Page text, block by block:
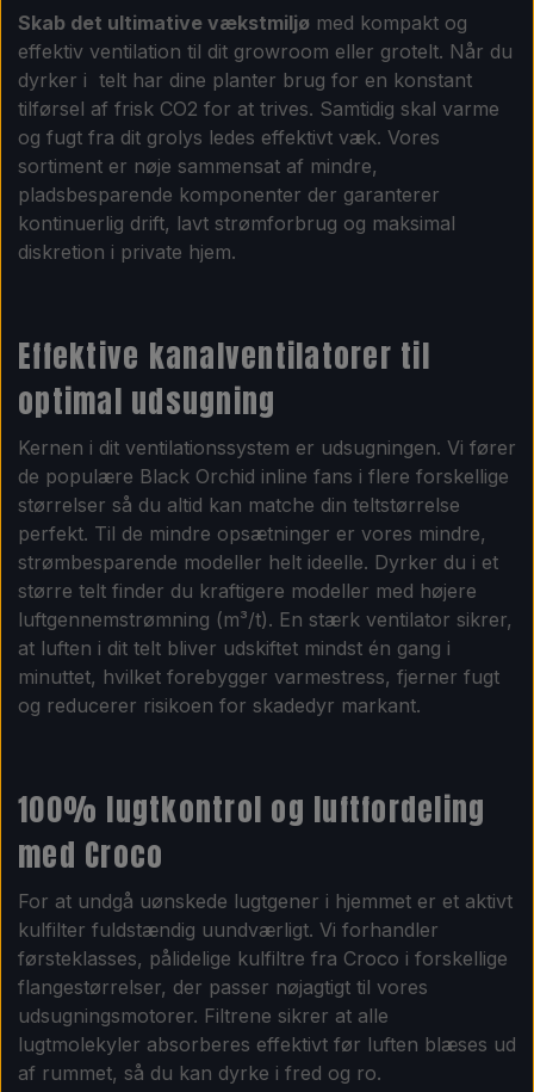
Skab det ultimative vækstmiljø med kompakt og
effektiv ventilation til dit growroom eller grotelt. Når du
dyrker i telt har dine planter brug for en konstant
tilførsel af frisk CO2 for at trives. Samtidig skal varme
og fugt fra dit grolys ledes effektivt væk. Vores
sortiment er nøje sammensat af mindre,
pladsbesparende komponenter der garanterer
kontinuerlig drift, lavt strømforbrug og maksimal
diskretion i private hjem.
Effektive kanalventilatorer til
optimal udsugning
Kernen i dit ventilationssystem er udsugningen. Vi fører
de populære Black Orchid inline fans i flere forskellige
størrelser så du altid kan matche din teltstørrelse
perfekt. Til de mindre opsætninger er vores mindre,
strømbesparende modeller helt ideelle. Dyrker du i et
større telt finder du kraftigere modeller med højere
luftgennemstrømning (m³/t). En stærk ventilator sikrer,
at luften i dit telt bliver udskiftet mindst én gang i
minuttet, hvilket forebygger varmestress, fjerner fugt
og reducerer risikoen for skadedyr markant.
100% lugtkontrol og luftfordeling
med Croco
For at undgå uønskede lugtgener i hjemmet er et aktivt
kulfilter fuldstændig uundværligt. Vi forhandler
førsteklasses, pålidelige kulfiltre fra Croco i forskellige
flangestørrelser, der passer nøjagtigt til vores
udsugningsmotorer. Filtrene sikrer at alle
lugtmolekyler absorberes effektivt før luften blæses ud
af rummet, så du kan dyrke i fred og ro.